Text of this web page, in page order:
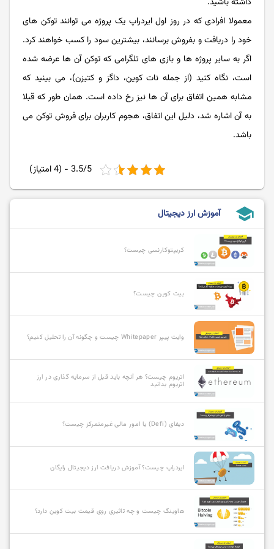
معمولا افرادی که در روز اول ایردراپ یک پروژه می توانند توکن های
خود را دریافت و بفروش برسانند، بیشترین سود را کسب خواهند کرد.
اگر به سایر پروژه ها و بازی های تلگرامی که توکن آن ها عرضه شده
است، نگاه کنید (از جمله نات کوین، داگز و کتیزن)، می بینید که
مشابه همین اتفاق برای آن ها نیز رخ داده است. همان طور که قبلا
به آن اشاره شد، دلیل این اتفاق، هجوم کاربران برای فروش توکن می
باشد.
3.5/5 - (4 امتیاز)
school آموزش ارز دیجیتال
کریپتوکارنسی چیست؟
بیت کوین چیست؟
وایت پیپر Whitepaper چیست و چگونه آن را تحلیل کنیم؟
اتریوم چیست؟ هر آنچه باید قبل از سرمایه گذاری در ارز
اتریوم بدانید
دیفای (Defi) یا امور مالی غیرمتمرکز چیست؟
ایردراپ چیست؟ آموزش دریافت ارز دیجیتال رایگان
هاوینگ چیست و چه تاثیری روی قیمت بیت کوین دارد؟